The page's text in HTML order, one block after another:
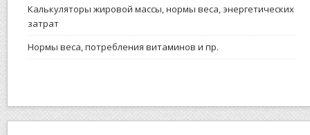
Калькуляторы жировой массы, нормы веса, энергетических
затрат
Нормы веса, потребления витаминов и пр.